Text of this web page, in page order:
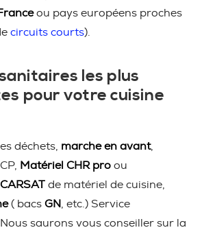
ou pays européens proches
circuits courts).
les plus
pour votre cuisine
déchets, marche en avant,
Matériel CHR pro ou
de matériel de cuisine,
( bacs GN
, etc.) Service
saurons vous conseiller sur la